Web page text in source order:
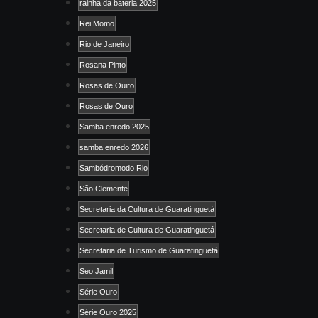
rainha da bateria 2025
Rei Momo
Rio de Janeiro
Rosana Pinto
Rosas de Ouiro
Rosas de Ouro
Samba enredo 2025
samba enredo 2026
Sambódromodo Rio
São Clemente
Secretaria da Cultura de Guaratinguetá
Secretaria de Cultura de Guaratinguetá
Secretaria de Turismo de Guaratinguetá
Seo Jamil
Série Ouro
Série Ouro 2025